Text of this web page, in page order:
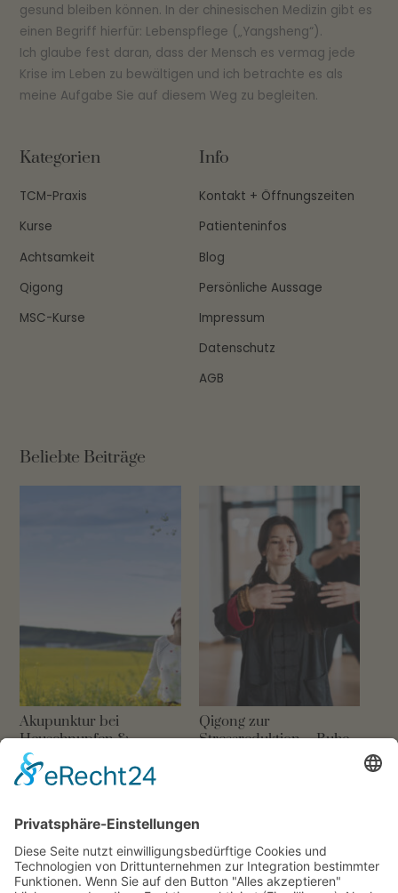
gesund bleiben können. In der chinesischen Medizin gibt es
einen Begriff hierfür: Lebenspflege („Yangsheng“).
Ich glaube fest daran, dass der Mensch es vermag jede
Krise im Leben zu bewältigen und ich betrachte es als
meine Aufgabe Sie auf diesem Weg zu begleiten.
Kategorien
TCM-Praxis
Kurse
Achtsamkeit
Qigong
MSC-Kurse
Info
Kontakt + Öffnungszeiten
Patienteninfos
Blog
Persönliche Aussage
Impressum
Datenschutz
AGB
Beliebte Beiträge
Akupunktur bei
Heuschnupfen &
Allergie: Natürlich
lindern
Qigong zur
Stressreduktion – Ruhe
Lassen Sie uns in Kontakt bleiben